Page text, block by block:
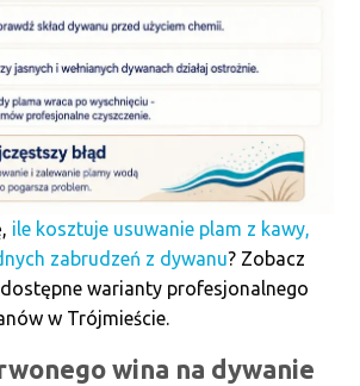
ile kosztuje usuwanie plam z kawy,
zabrudzeń z dywanu? Zobacz
warianty profesjonalnego
w Trójmieście.
wina na dywanie